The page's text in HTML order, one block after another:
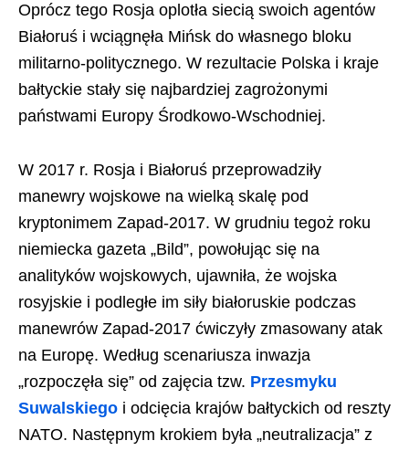
Oprócz tego Rosja oplotła siecią swoich agentów
Białoruś i wciągnęła Mińsk do własnego bloku
militarno-politycznego. W rezultacie Polska i kraje
bałtyckie stały się najbardziej zagrożonymi
państwami Europy Środkowo-Wschodniej.
W 2017 r. Rosja i Białoruś przeprowadziły
manewry wojskowe na wielką skalę pod
kryptonimem Zapad-2017. W grudniu tegoż roku
niemiecka gazeta „Bild”, powołując się na
analityków wojskowych, ujawniła, że wojska
rosyjskie i podległe im siły białoruskie podczas
manewrów Zapad-2017 ćwiczyły zmasowany atak
na Europę. Według scenariusza inwazja
„rozpoczęła się” od zajęcia tzw. Przesmyku
Suwalskiego i odcięcia krajów bałtyckich od reszty
NATO. Następnym krokiem była „neutralizacja” z